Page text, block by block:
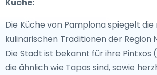
Die Küche von Pamplona spiegelt
kulinarischen Traditionen der Region
Die Stadt ist bekannt für ihre Pintxos
die ähnlich wie Tapas sind, sowie